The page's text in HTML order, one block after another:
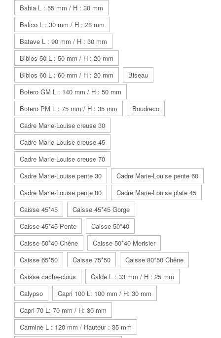
Bahia L : 55 mm / H : 30 mm
Balico L : 30 mm / H : 28 mm
Batave L : 90 mm / H : 30 mm
Biblos 50 L : 50 mm / H : 20 mm
Biblos 60 L : 60 mm / H : 20 mm
Biseau
Botero GM L : 140 mm / H : 50 mm
Botero PM L : 75 mm / H : 35 mm
Boudreco
Cadre Marie-Louise creuse 30
Cadre Marie-Louise creuse 45
Cadre Marie-Louise creuse 70
Cadre Marie-Louise pente 30
Cadre Marie-Louise pente 60
Cadre Marie-Louise pente 80
Cadre Marie-Louise plate 45
Caisse 45*45
Caisse 45*45 Gorge
Caisse 45*45 Pente
Caisse 50*40
Caisse 50*40 Chêne
Caisse 50*40 Merisier
Caisse 65*50
Caisse 75*50
Caisse 80*50 Chêne
Caisse cache-clous
Calde L : 33 mm / H : 25 mm
Calypso
Capri 100 L: 100 mm / H: 30 mm
Capri 70 L: 70 mm / H: 30 mm
Carmine L : 120 mm / Hauteur : 35 mm